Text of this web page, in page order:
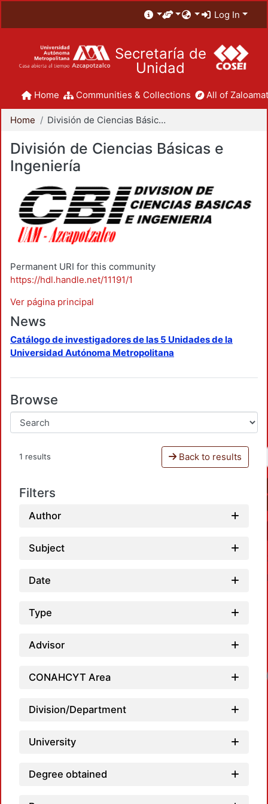
Log In
Secretaría de
Unidad
Home Communities & Collections All of
Home División de Ciencias Básicas e Ingeniería
División de Ciencias Básicas e
Ingeniería
Permanent URI for this community
https://hdl.handle.net/11191/1
Ver página principal
News
Catálogo de investigadores de las 5 Unidades de la
Universidad Autónoma Metropolitana
Browse
1 results Back to results
Filters
Author
Subject
Date
Type
Advisor
CONAHCYT Area
Division/Department
University
Degree obtained